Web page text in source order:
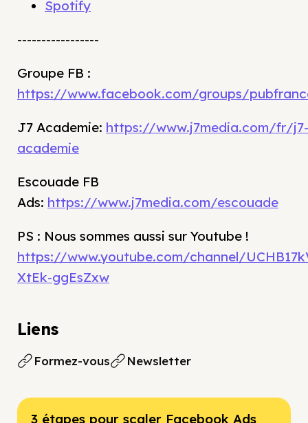
Spotify
-----------------
Groupe FB :
https://www.facebook.com/groups/
J7 Academie: https://www.j7media.com/fr/j7-
academie
Escouade FB
Ads: https://www.j7media.com/escouade
PS : Nous sommes aussi sur Youtube !
https://www.youtube.com/channel/
XtEk-ggEsZxw
Liens
Formez-vous Newsletter
3 étapes pour scaler Facebook Ads